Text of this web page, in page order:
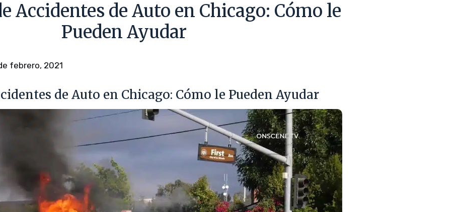
Accidentes de Auto en Chicago: Cómo le
Pueden Ayudar
febrero, 2021
de Auto en Chicago: Cómo le Pueden Ayudar